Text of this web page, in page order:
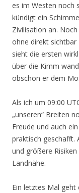
es im Westen noch
kündigt ein
Zivilisation an.
ohne direkt sichtbar
sieht die ersten
über die Kimm
obschon er dem
Als ich um 09:00
„unseren“ Breiten
Freude und auch
praktisch geschafft.
und größere
Landnähe.
Ein letztes Mal